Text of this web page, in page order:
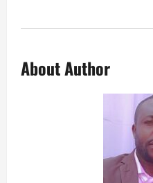
About Author